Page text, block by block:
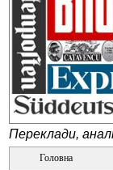
Переклади,
Головна